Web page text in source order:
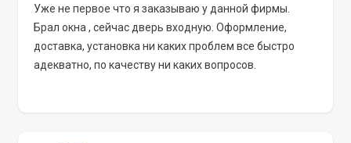
Уже не первое что я заказываю у данной фирмы.
Брал окна , сейчас дверь входную. Оформление,
доставка, установка ни каких проблем все быстро
адекватно, по качеству ни каких вопросов.